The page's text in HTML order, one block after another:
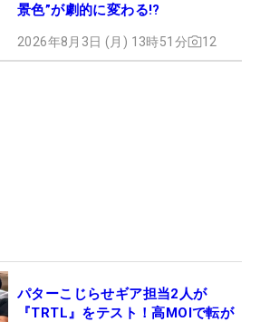
景色”が劇的に変わる!?
2026年8月3日 (月) 13時51分 12
パターこじらせギア担当2人が
『TRTL』をテスト！高MOIで転が